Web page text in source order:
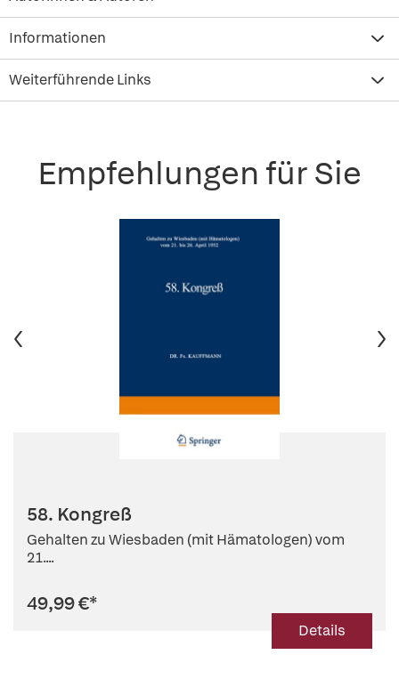
Informationen
Weiterführende Links
Empfehlungen für Sie
58. Kongreß
Gehalten zu Wiesbaden (mit Hämatologen) vom
21....
49,99 €*
Details